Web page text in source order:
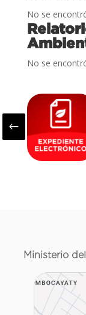
No se
No se
#
Ministerio